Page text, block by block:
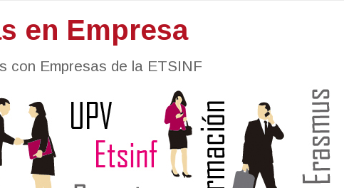
en Empresa
con Empresas de la ETSINF